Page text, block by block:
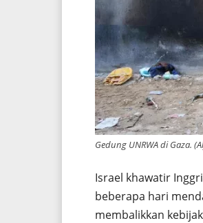
Gedung UNRWA di Gaza.
Israel khawatir
beberapa hari
membalikkan